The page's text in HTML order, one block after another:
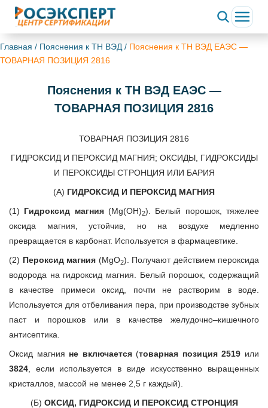
Главная / Пояснения к ТН ВЭД / Пояснения к ТН ВЭД ЕАЭС —
ТОВАРНАЯ ПОЗИЦИЯ 2816
Пояснения к ТН ВЭД ЕАЭС —
ТОВАРНАЯ ПОЗИЦИЯ 2816
ТОВАРНАЯ ПОЗИЦИЯ 2816
ГИДРОКСИД И ПЕРОКСИД МАГНИЯ; ОКСИДЫ, ГИДРОКСИДЫ
И ПЕРОКСИДЫ СТРОНЦИЯ ИЛИ БАРИЯ
(А) ГИДРОКСИД И ПЕРОКСИД МАГНИЯ
(1) Гидроксид магния (Mg(OH)2). Белый порошок, тяжелее
оксида магния, устойчив, но на воздухе медленно
превращается в карбонат. Используется в фармацевтике.
(2) Пероксид магния (MgO2). Получают действием пероксида
водорода на гидроксид магния. Белый порошок, содержащий
в качестве примеси оксид, почти не растворим в воде.
Используется для отбеливания пера, при производстве зубных
паст и порошков или в качестве желудочно–кишечного
антисептика.
Оксид магния не включается (товарная позиция 2519 или
3824 , если используется в виде искусственно выращенных
кристаллов, массой не менее 2,5 г каждый).
(Б) ОКСИД, ГИДРОКСИД И ПЕРОКСИД СТРОНЦИЯ